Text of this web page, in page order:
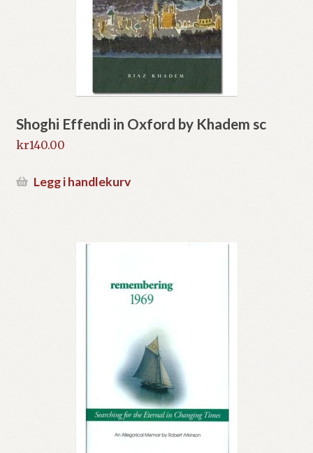
Shoghi Effendi in Oxford by Khadem sc
kr140.00
Legg i handlekurv